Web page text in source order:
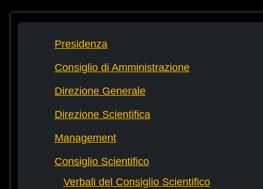
Presidenza
Consiglio di Amministrazione
Direzione Generale
Direzione Scientifica
Management
Consiglio Scientifico
Verbali del Consiglio Scientifico